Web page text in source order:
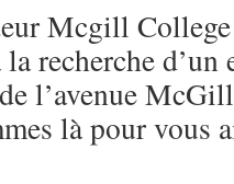
Mcgill
recherche d’un
l’avenue
là pour